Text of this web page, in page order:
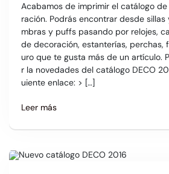
Acabamos de imprimir el catálogo
ración. Podrás encontrar desde
mbras y puffs pasando por relojes,
de decoración, estanterías, perchas,
uro que te gusta más de un artículo.
r la novedades del catálogo DECO
uiente enlace: > […]
Leer más